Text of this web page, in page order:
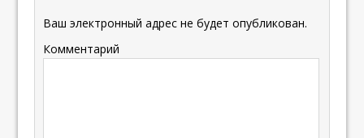
Ваш электронный адрес не будет опубликован.
Комментарий